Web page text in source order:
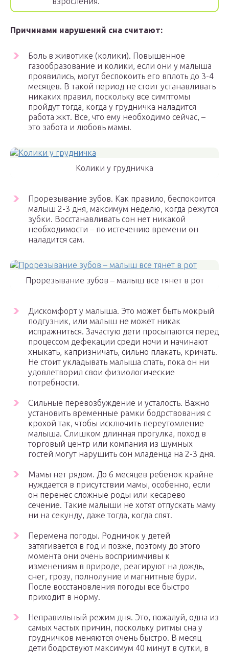
Причинами нарушений сна считают:
Боль в животике (колики). Повышенное
газообразование и колики, если они у малыша
проявились, могут беспокоить его вплоть до 3-4
месяцев. В такой период не стоит устанавливать
никаких правил, поскольку все симптомы
пройдут тогда, когда у грудничка наладится
работа жкт. Все, что ему необходимо сейчас, –
это забота и любовь мамы.
Колики у грудничка
Прорезывание зубов. Как правило, беспокоится
малыш 2-3 дня, максимум неделю, когда режутся
зубки. Восстанавливать сон нет никакой
необходимости – по истечению времени он
наладится сам.
Прорезывание зубов – малыш все тянет в рот
Дискомфорт у малыша. Это может быть мокрый
подгузник, или малыш не может никак
испражниться. Зачастую дети просыпаются перед
процессом дефекации среди ночи и начинают
хныкать, капризничать, сильно плакать, кричать.
Не стоит укладывать малыша спать, пока он ни
удовлетворил свои физиологические
потребности.
Сильные перевозбуждение и усталость. Важно
установить временные рамки бодрствования с
крохой так, чтобы исключить переутомление
малыша. Слишком длинная прогулка, поход в
торговый центр или компания из шумных
гостей могут нарушить сон младенца на 2-3 дня.
Мамы нет рядом. До 6 месяцев ребенок крайне
нуждается в присутствии мамы, особенно, если
он перенес сложные роды или кесарево
сечение. Такие малыши не хотят отпускать маму
ни на секунду, даже тогда, когда спят.
Перемена погоды. Родничок у детей
затягивается в год и позже, поэтому до этого
момента они очень восприимчивы к
изменениям в природе, реагируют на дождь,
снег, грозу, полнолуние и магнитные бури.
После восстановления погоды все быстро
приходит в норму.
Неправильный режим дня. Это, пожалуй, одна из
самых частых причин, поскольку ритмы сна у
грудничков меняются очень быстро. В месяц
дети бодрствуют максимум 40 минут в сутки, в